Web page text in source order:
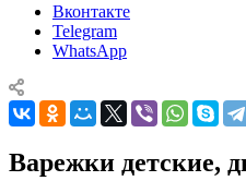
Вконтакте
Telegram
WhatsApp
Варежки детские,